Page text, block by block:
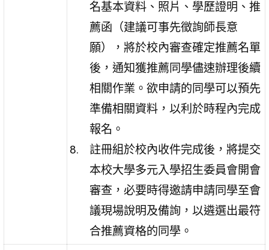
名基本資料、照片、學歷證明、推
薦函（建議可事先徵詢師長意
願），將於校內審查確定推薦名單
後，通知獲推薦同學儘速辦理後續
相關作業。欲申請的同學可以預先
準備相關資料，以利於時程內完成
報名。
註冊組於校內收件完成後，將提交
本校大學多元入學招生委員會開會
審查，必要時得邀請申請同學至會
議現場說明及備詢，以遴選出最符
合推薦資格的同學。